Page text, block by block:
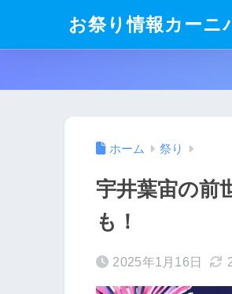
お祭り情報カーニ
ホーム 祭り
宇井葉宙の前
も！
2025年1月16日